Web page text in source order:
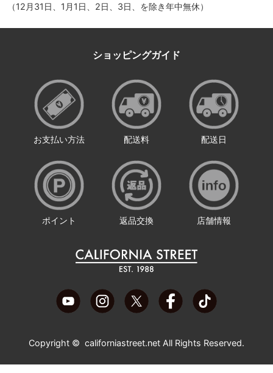
（12月31日、1月1日、2日、3日、を除き年中無休）
ショッピングガイド
お支払い方法 配送料 配送日
ポイント 返品交換 店舗情報
Copyright © californiastreet.net All Rights Reserved.